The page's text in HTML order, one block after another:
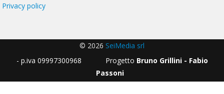
Privacy policy
© 2026 SeiMedia srl
- p.iva 09997300968 Progetto Bruno Grillini - Fabio
Passoni